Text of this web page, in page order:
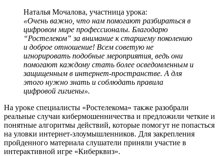
Наталья Мочалова, участница урока:
«Очень важно, что нам помогают разбираться в
цифровом мире профессионалы. Благодарю
“Ростелеком” за внимание к старшему поколению
и доброе отношение! Всем советую не
игнорировать подобные мероприятия, ведь они
помогают каждому стать более осведомленным и
защищенным в интернет-пространстве. А для
этого нужно знать и соблюдать правила
цифровой гигиены».
На уроке специалисты «Ростелекома» также разобрали
реальные случаи кибермошенничества и предложили четкие и
понятные алгоритмы действий, которые помогут не попасться
на уловки интернет-злоумышленников. Для закрепления
пройденного материала слушатели приняли участие в
интерактивной игре «Киберквиз».